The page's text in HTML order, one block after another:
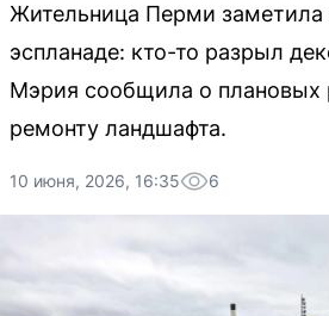
Жительница Перми заметила
эспланаде: кто-то разрыл
Мэрия сообщила о плановых
ремонту ландшафта.
10 июня, 2026, 16:35 6